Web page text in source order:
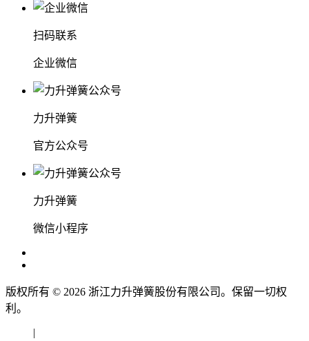
扫码联系
企业微信
力升弹簧
官方公众号
力升弹簧
微信小程序
版权所有 © 2026 浙江力升弹簧股份有限公司。保留一切权
利。
|